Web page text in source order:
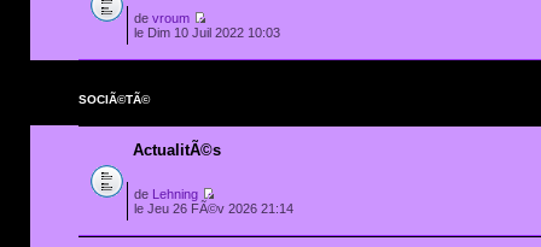
de vroum
le Dim 10 Juil 2022 10:03
SOCIÃ©TÃ©
ActualitÃ©s
de
Lehning
le Jeu 26 FÃ©v 2026 21:14